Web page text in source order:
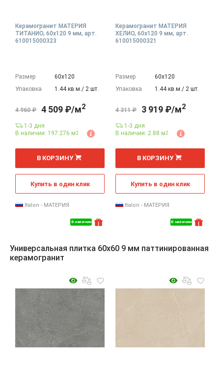
Керамогранит МАТЕРИЯ
ТИТАНИО, 60x120 9 мм, арт.
610015000323
Размер
60х120
Упаковка
1.44 кв.м./ 2 шт.
В наличии
4 960 ₽ 4 509 ₽/м2
1-3 дня
В наличии: 197.276 м2
м
В КОРЗИНУ
Купить в один клик
Italon - МАТЕРИЯ
Керамогранит МАТЕРИЯ
ХЕЛИО, 60x120 9 мм, арт.
610015000321
Размер
60х120
Упаковка
1.44 кв.м./ 2 шт.
В наличии
4 311 ₽ 3 919 ₽/м2
1-3 дня
В наличии: 2.88 м2
м
В КОРЗИНУ
Купить в один клик
Italon - МАТЕРИЯ
Универсальная плитка 60x60 9 мм паттинированная
керамогранит